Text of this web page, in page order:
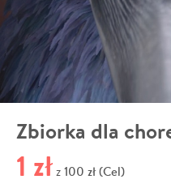
Zbiorka dla
1 zł z 100 zł (Cel)